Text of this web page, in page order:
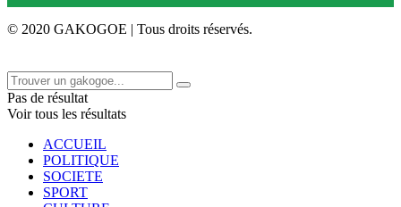
© 2020 GAKOGOE | Tous droits réservés.
Pas de résultat
Voir tous les résultats
ACCUEIL
POLITIQUE
SOCIETE
SPORT